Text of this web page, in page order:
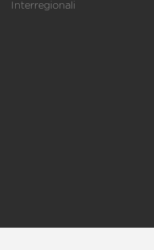
Interregionali